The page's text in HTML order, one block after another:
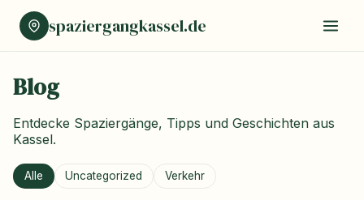
spaziergangkassel.de
Blog
Entdecke Spaziergänge, Tipps und Geschichten aus
Kassel.
Alle Uncategorized Verkehr